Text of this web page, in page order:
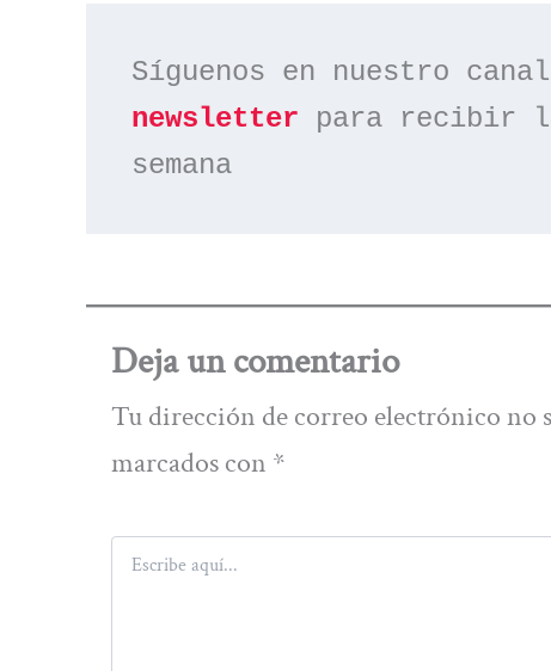
Síguenos en nuestro
newsletter para recibir
semana
Deja un comentario
Tu dirección de correo electrónico no
marcados con *
Escribe
aquí...